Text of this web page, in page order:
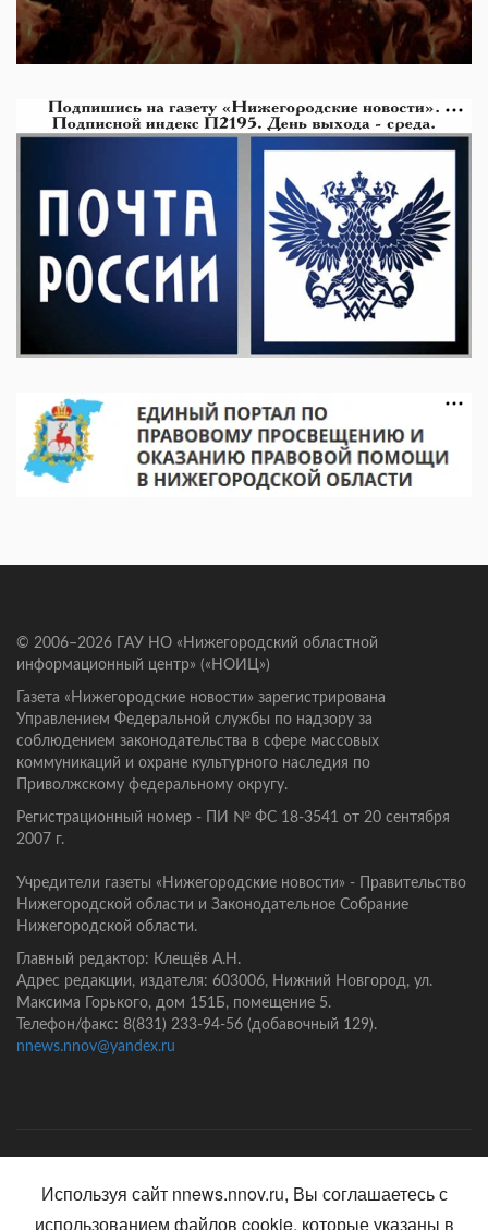
© 2006–2026 ГАУ НО «Нижегородский областной
информационный центр» («НОИЦ»)
Газета «Нижегородские новости» зарегистрирована
Управлением Федеральной службы по надзору за
соблюдением законодательства в сфере массовых
коммуникаций и охране культурного наследия по
Приволжскому федеральному округу.
Регистрационный номер - ПИ № ФС 18-3541 от 20 сентября
2007 г.
Учредители газеты «Нижегородские новости» - Правительство
Нижегородской области и Законодательное Собрание
Нижегородской области.
Главный редактор: Клещёв А.Н.
Адрес редакции, издателя: 603006, Нижний Новгород, ул.
Максима Горького, дом 151Б, помещение 5.
Телефон/факс: 8(831) 233-94-56 (добавочный 129).
nnews.nnov@yandex.ru
Используя сайт nnews.nnov.ru, Вы соглашаетесь с
использованием файлов cookie, которые указаны в